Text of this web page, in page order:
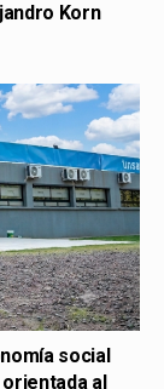
Korn
social
al